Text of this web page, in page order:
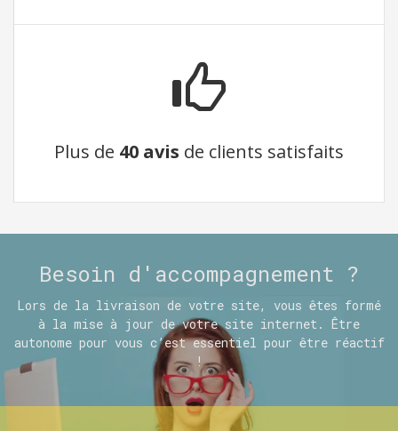
Plus de 40 avis de clients satisfaits
Besoin d'accompagnement ?
Lors de la livraison de votre site, vous êtes formé
à la mise à jour de votre site internet. Être
autonome pour vous c’est essentiel pour être réactif
!